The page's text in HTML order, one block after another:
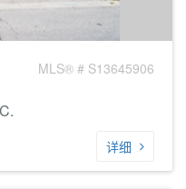
MLS® # S13645906
详细